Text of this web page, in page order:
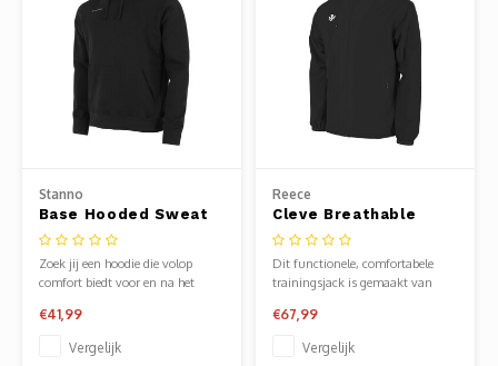
Stanno
Base Hooded Sweat
Top Zwart
Zoek jij een hoodie die volop
comfort biedt voor en na het
momenten, dan is deze Stanno
hoodie een goede keuze.
€41,99
Vergelijk
Reece
Cleve Breathable
Jacket Zwart
Dit functionele, comfortabele
trainingsjack is gemaakt van
jack wind- en waterdicht en
vuilafstotend is en bovendien een
groot ademend vermogen heeft.
€67,99
Vergelijk